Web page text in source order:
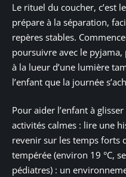
Le rituel du coucher, c’est
prépare à la séparation,
repères stables.
poursuivre avec le
à la lueur d’une lumière
l’enfant que la journée
Pour aider l’enfant à
activités calmes : lire une
revenir sur les temps forts
tempérée (environ 19 °C,
pédiatres) : un